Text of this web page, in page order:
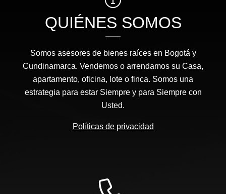
QUIÉNES SOMOS
Somos asesores de bienes raíces en Bogotá y
Cundinamarca. Vendemos o arrendamos su Casa,
apartamento, oficina, lote o finca. Somos una
estrategia para estar Siempre y para Siempre con
Usted.
Políticas de privacidad